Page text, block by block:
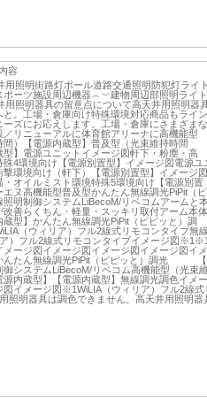
容
用照明街路灯ポール道路交通照明防犯灯ライト
ーツ施設周辺機器︵︶建物周辺部照明ライト
用照明器具の留意点について高天井用照明器
。工場・倉庫向け特殊環境対応商品もライン
ズにお応えします。工場・倉庫にさまざまな
リニューアルに体育館アリーナに高機能型
間）【電源内蔵型】普及型（光束維持時間
】電源ユニットイメージ図軒下・粉塵・高
4環境向け【電源別置型】イメージ図電源ユ
撃環境向け（軒下）【電源別置型】イメージ図
オイルミスト環境特殊5環境向け【電源別置
ヌ高機能型普及型かんたん無線調光PiPit（
制御システムLiBecoM/リベコムアームと
善らくちん・軽量・スッキリ取付アーム本体
蔵型】かんたん無線調光PiPit（ピピッと）調
ウィリア）フル2線式リモコンタイプ無線
）フル2線式リモコンタイプイメージ図※1※1
ージ図イメージ図イメージ図イメージ図イメ
んたん無線調光PiPit（ピピッと）調光
システムLiBecoM/リベコム高機能型（光束
内蔵型】【電源内蔵型】無線調光調色イメー
図イメージ図※1WiLIA（ウィリア）フル2線式
照明器具は調色できません。高天井用照明器